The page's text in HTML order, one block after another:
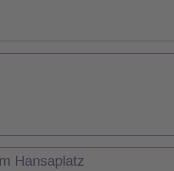
Hansaplatz